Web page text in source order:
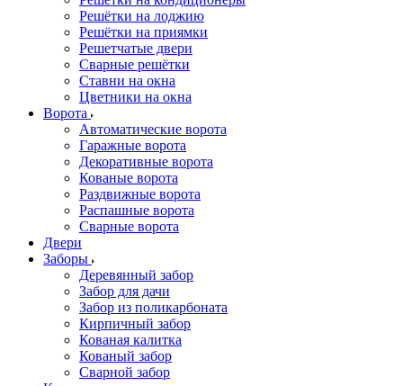
Решётки на лоджию
Решётки на приямки
Решетчатые двери
Сварные решётки
Ставни на окна
Цветники на окна
Ворота
Автоматические ворота
Гаражные ворота
Декоративные ворота
Кованые ворота
Раздвижные ворота
Распашные ворота
Сварные ворота
Двери
Заборы
Деревянный забор
Забор для дачи
Забор из поликарбоната
Кирпичный забор
Кованая калитка
Кованый забор
Сварной забор